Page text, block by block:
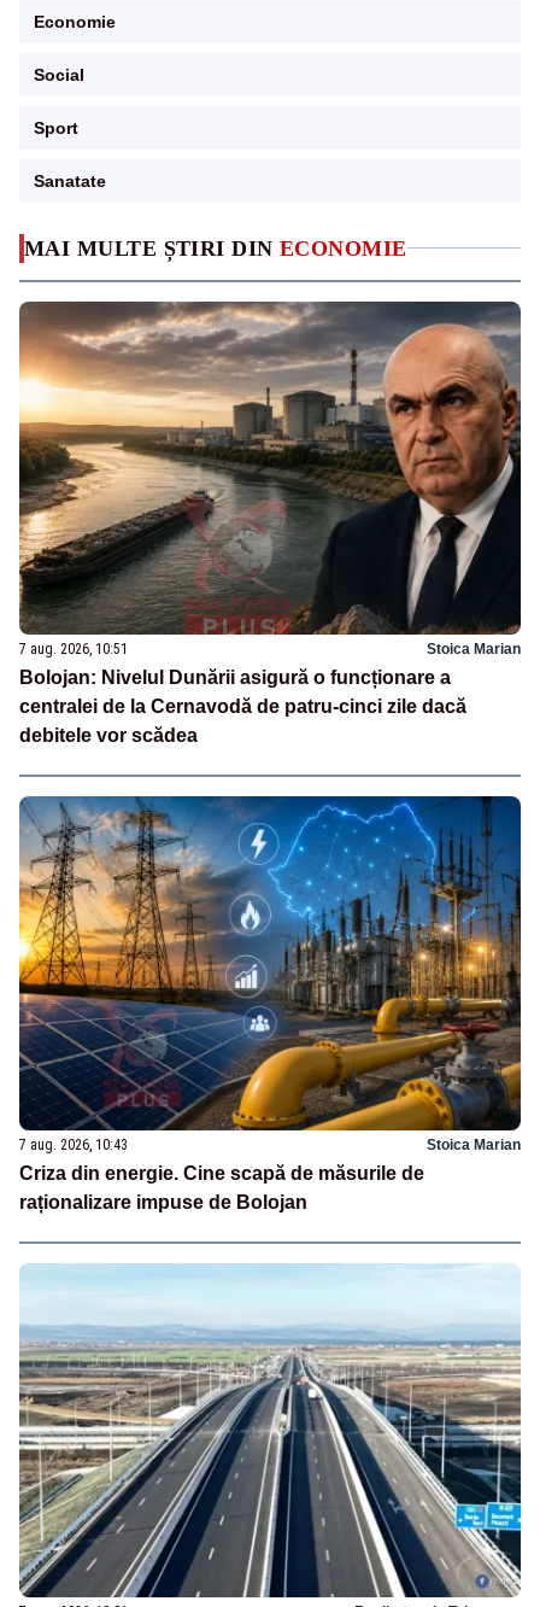
MAI MULTE ȘTIRI DIN ECONOMIE
7 aug. 2026, 10:51 Stoica Marian
Bolojan: Nivelul Dunării asigură o funcționare a
centralei de la Cernavodă de patru-cinci zile dacă
debitele vor scădea
7 aug. 2026, 10:43 Stoica Marian
Criza din energie. Cine scapă de măsurile de
raționalizare impuse de Bolojan
Economie
Social
Sport
Sanatate